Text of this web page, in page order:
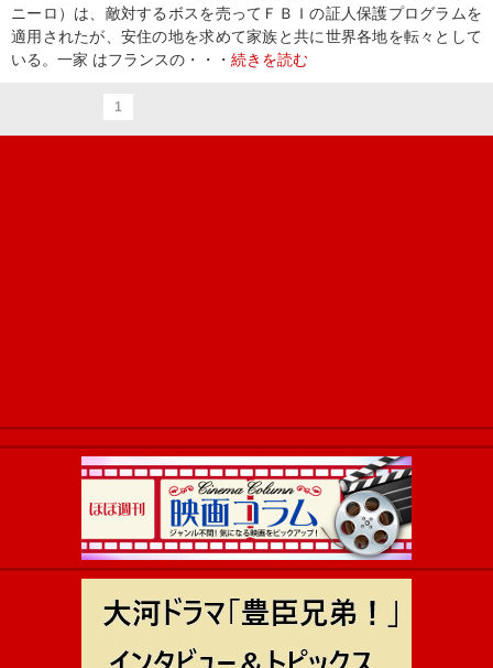
ニーロ）は、敵対するボスを売ってＦＢＩの証人保護プログラムを
適用されたが、安住の地を求めて家族と共に世界各地を転々として
いる。一家 はフランスの・・・ 続きを読む
1